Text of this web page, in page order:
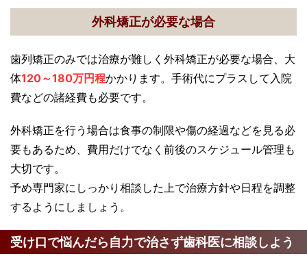
外科矯正が必要な場合
歯列矯正のみでは治療が難しく外科矯正が必要な場合、大
体120～180万円程かかります。手術代にプラスして入院
費などの諸経費も必要です。
外科矯正を行う場合は食事の制限や傷の経過などを見る必
要もあるため、費用だけでなく前後のスケジュール管理も
大切です。
予め専門家にしっかり相談した上で治療方針や日程を調整
するようにしましょう。
受け口で悩んだら自力で治さず歯科医に相談しよう